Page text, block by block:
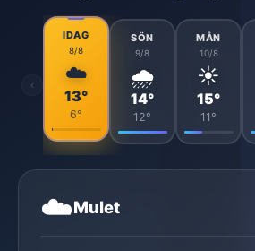
‹
IDAG
8/8
☁️
13°
6°
SÖN
9/8
🌧️
14°
12°
MÅN
10/8
☀️
15°
11°
☁️Mulet